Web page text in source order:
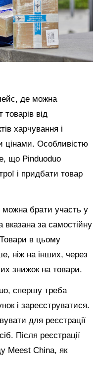
де можна
від
харчування і
цінами. Особливістю
що Pinduoduo
і придбати товар
брати участь у
вказана за самостійну
в цьому
ніж на інших, через
знижок на товари.
спершу треба
і зареєструватися.
для реєстрації
Після реєстрації
Meest China, як